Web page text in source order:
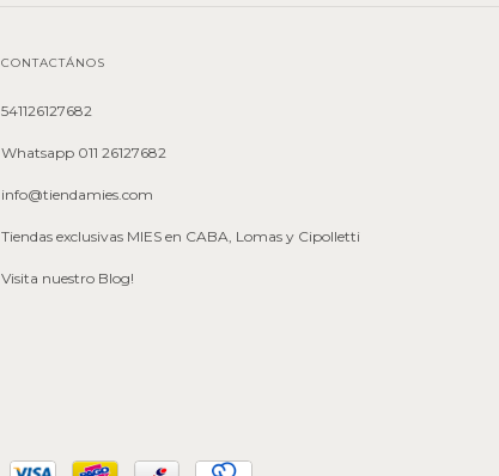
CONTACTÁNOS
541126127682
Whatsapp 011 26127682
info@tiendamies.com
Tiendas exclusivas MIES en CABA, Lomas y Cipolletti
Visita nuestro Blog!